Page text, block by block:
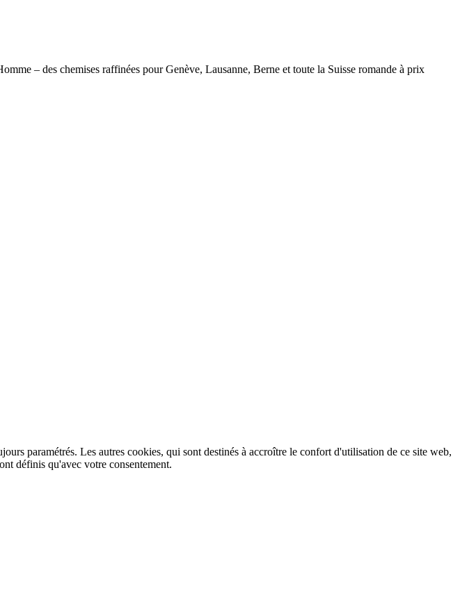
– des chemises raffinées pour Genève, Lausanne, Berne et toute la Suisse romande à prix
paramétrés. Les autres cookies, qui sont destinés à accroître le confort d'utilisation de ce site web,
définis qu'avec votre consentement.